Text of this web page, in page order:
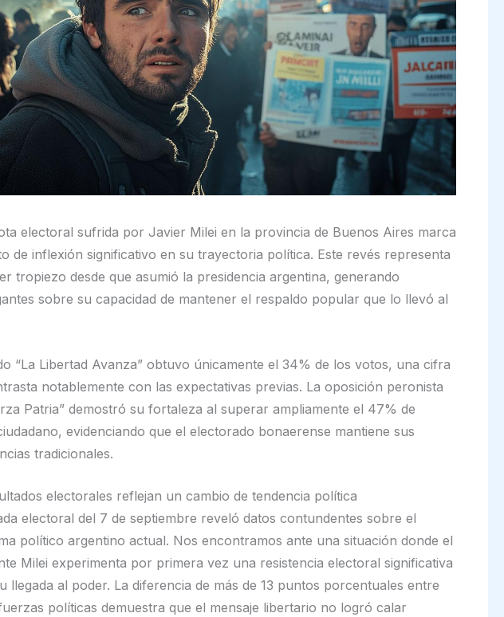
electoral sufrida por Javier Milei en la provincia de Buenos Aires marca
de inflexión significativo en su trayectoria política. Este revés representa
tropiezo desde que asumió la presidencia argentina, generando
sobre su capacidad de mantener el respaldo popular que lo llevó al
“La Libertad Avanza” obtuvo únicamente el 34% de los votos, una cifra
notablemente con las expectativas previas. La oposición peronista
Patria” demostró su fortaleza al superar ampliamente el 47% de
evidenciando que el electorado bonaerense mantiene sus
tradicionales.
electorales reflejan un cambio de tendencia política
electoral del 7 de septiembre reveló datos contundentes sobre el
político argentino actual. Nos encontramos ante una situación donde el
Milei experimenta por primera vez una resistencia electoral significativa
llegada al poder. La diferencia de más de 13 puntos porcentuales entre
políticas demuestra que el mensaje libertario no logró calar